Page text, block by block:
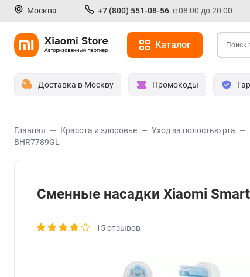
Москва +7 (800) 551-08-56 с 08:00 до 20:00
Каталог
Доставка в Москву Промокоды
Главная Красота и здоровье Уход за полостью рта
BHR7789GL
Сменные насадки Xiaomi
15 отзывов